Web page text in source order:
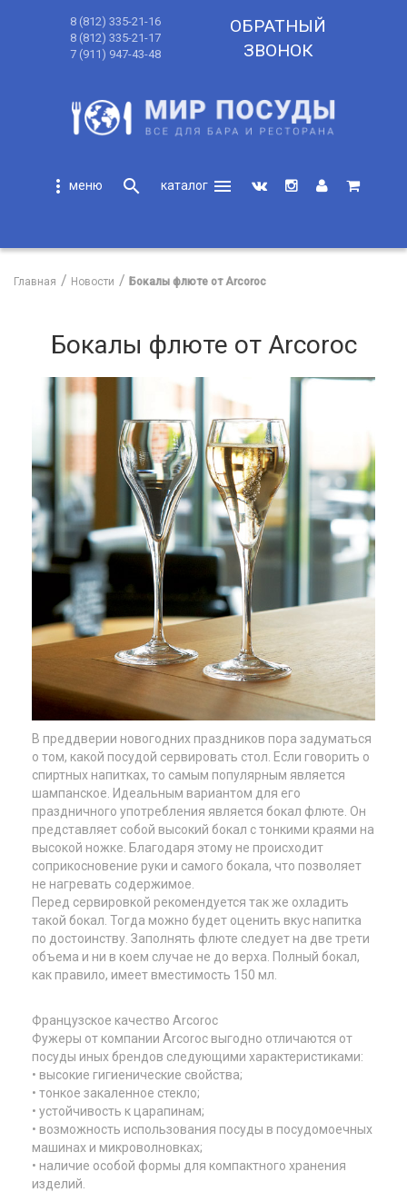
8 (812) 335-21-16
8 (812) 335-21-17
7 (911) 947-43-48
ОБРАТНЫЙ
ЗВОНОК
more_vert search
menu
Главная Новости Бокалы флюте от Arcoroc
Бокалы флюте от Arcoroc
В преддверии новогодних праздников пора задуматься
о том, какой посудой сервировать стол. Если говорить о
спиртных напитках, то самым популярным является
шампанское. Идеальным вариантом для его
праздничного употребления является бокал флюте. Он
представляет собой высокий бокал с тонкими краями на
высокой ножке. Благодаря этому не происходит
соприкосновение руки и самого бокала, что позволяет
не нагревать содержимое.
Перед сервировкой рекомендуется так же охладить
такой бокал. Тогда можно будет оценить вкус напитка
по достоинству. Заполнять флюте следует на две трети
объема и ни в коем случае не до верха. Полный бокал,
как правило, имеет вместимость 150 мл.
Французское качество Arcoroc
Фужеры от компании Arcoroc выгодно отличаются от
посуды иных брендов следующими характеристиками:
• высокие гигиенические свойства;
• тонкое закаленное стекло;
• устойчивость к царапинам;
• возможность использования посуды в посудомоечных
машинах и микроволновках;
• наличие особой формы для компактного хранения
изделий.